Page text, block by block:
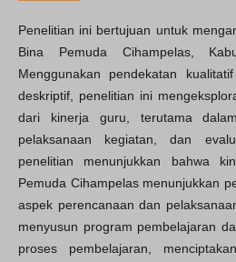
Penelitian ini bertujuan untuk
Bina Pemuda Cihampelas,
Menggunakan pendekatan
deskriptif, penelitian ini
dari kinerja guru, terutama
pelaksanaan kegiatan, dan
penelitian menunjukkan bahwa
Pemuda Cihampelas menunjukkan
aspek perencanaan dan
menyusun program pembelajaran
proses pembelajaran,